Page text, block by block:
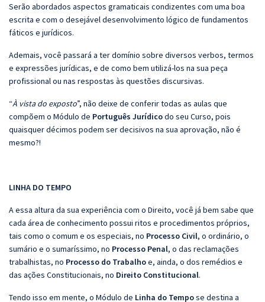
Serão abordados aspectos gramaticais condizentes com uma boa
escrita e com o desejável desenvolvimento lógico de fundamentos
fáticos e jurídicos.
Ademais, você passará a ter domínio sobre diversos verbos, termos
e expressões jurídicas, e de como bem utilizá-los na sua peça
profissional ou nas respostas às questões discursivas.
“À vista do exposto”, não deixe de conferir todas as aulas que
compõem o Módulo de Português Jurídicodo seu Curso, pois
quaisquer décimos podem ser decisivos na sua aprovação, não é
mesmo?!
LINHA DO TEMPO
A essa altura da sua experiência com o Direito, você já bem sabe que
cada área de conhecimento possui ritos e procedimentos próprios,
tais como o comum e os especiais, no Processo Civil, o ordinário, o
sumário e o sumaríssimo, no Processo Penal, o das reclamações
trabalhistas, no Processo do Trabalhoe, ainda, o dos remédios e
das ações Constitucionais, no Direito Constitucional.
Tendo isso em mente, o Módulo de Linha do Tempose destina a